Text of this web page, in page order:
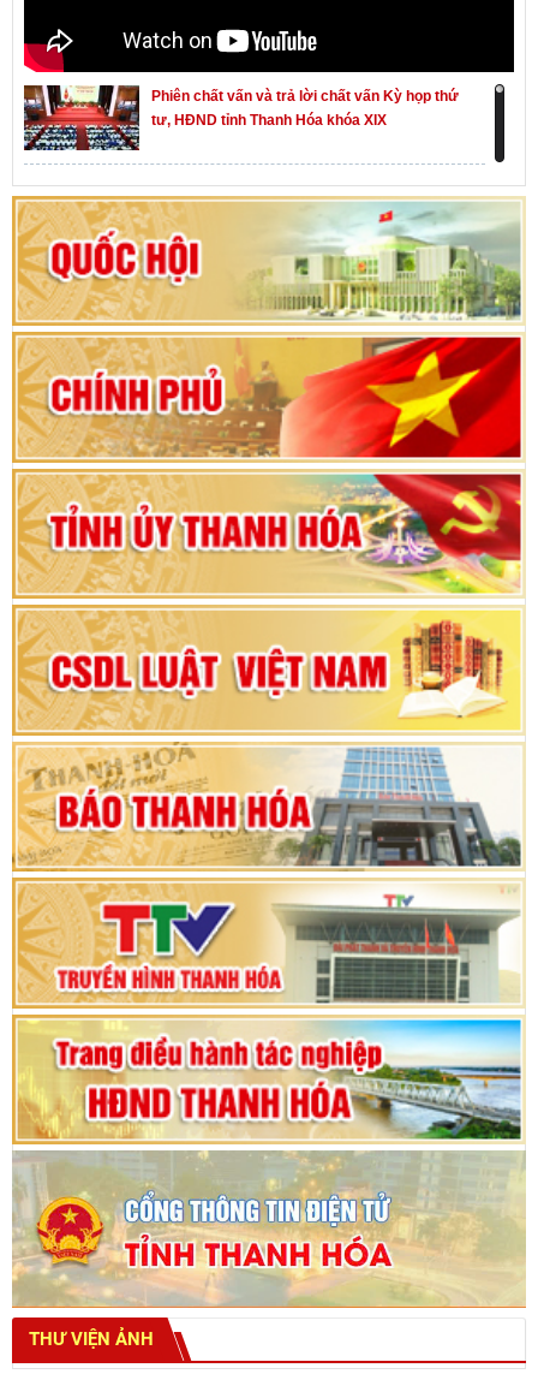
Phiên chất vấn và trả lời chất vấn Kỳ họp thứ
tư, HĐND tỉnh Thanh Hóa khóa XIX
Khai mạc kỳ họp thứ Nhất, Quốc hội khóa XVI
Hướng dẫn quy trình bỏ phiếu bầu cử ĐBQH
khoá XVI và đại biểu HĐND các cấp nhiệm kỳ
2026-2031
80 năm Quốc hội Việt Nam: vì lợi ích Nhân dân,
vì sự phát triển của đất nước
Bộ Chính trị duyệt nội dung Đại hội đại biểu
Đảng bộ tỉnh Thanh Hóa lần thứ XX, nhiệm kỳ
2025 - 2030
Đại hội đại biểu Đảng bộ xã Yên Thọ lần thứ I,
nhiệm kỳ 2025 – 2030
Đại hội Đảng bộ xã Yên Ninh lần thứ nhất,
nhiệm kỳ 2025 - 2030
Khai mạc Kỳ họp bất thường lần thứ 9, Quốc
hội khóa XV
Phiên thảo luận Kỳ họp thứ 24, HĐND tỉnh
Thanh Hóa khóa XVIII, nhiệm kỳ 2021 - 2026
Bế mạc Kỳ họp thứ hai bốn, Hội đồng nhân dân
tỉnh khoá XVIII
THƯ VIỆN ẢNH